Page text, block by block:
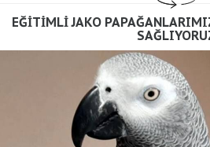
EĞİTİMLİ JAKO